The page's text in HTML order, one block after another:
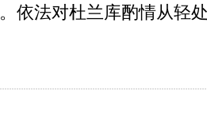
依法对杜兰库酌情从轻